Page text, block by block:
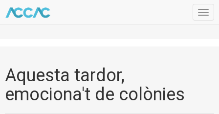
Aquesta tardor,
emociona't de colònies